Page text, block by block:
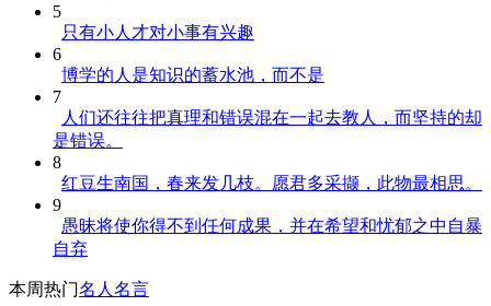
5
只有小人才对小事有兴趣
6
博学的人是知识的蓄水池，而不是
7
人们还往往把真理和错误混在一起去教人，而坚持的却
是错误。
8
红豆生南国，春来发几枝。愿君多采撷，此物最相思。
9
愚昧将使你得不到任何成果，并在希望和忧郁之中自暴
自弃
本周热门名人名言